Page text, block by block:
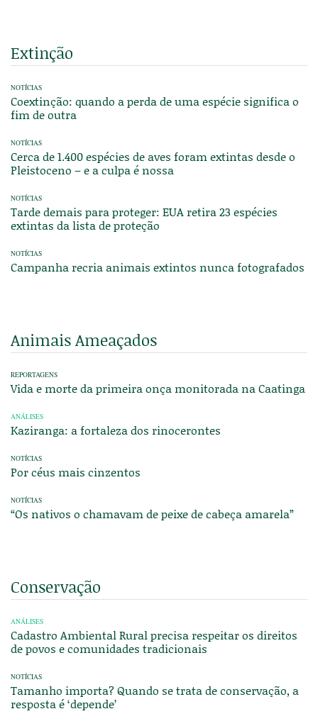
Extinção
NOTÍCIAS
Coextinção: quando a perda de uma espécie significa o
fim de outra
NOTÍCIAS
Cerca de 1.400 espécies de aves foram extintas desde o
Pleistoceno – e a culpa é nossa
NOTÍCIAS
Tarde demais para proteger: EUA retira 23 espécies
extintas da lista de proteção
NOTÍCIAS
Campanha recria animais extintos nunca fotografados
Animais Ameaçados
REPORTAGENS
Vida e morte da primeira onça monitorada na Caatinga
ANÁLISES
Kaziranga: a fortaleza dos rinocerontes
NOTÍCIAS
Por céus mais cinzentos
NOTÍCIAS
“Os nativos o chamavam de peixe de cabeça amarela”
Conservação
ANÁLISES
Cadastro Ambiental Rural precisa respeitar os direitos
de povos e comunidades tradicionais
NOTÍCIAS
Tamanho importa? Quando se trata de conservação, a
resposta é ‘depende’